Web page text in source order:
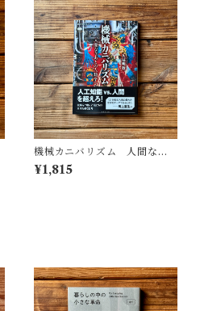
機械カニバリズム 人間なき
あとの人類学へ｜久保 明教
¥1,815